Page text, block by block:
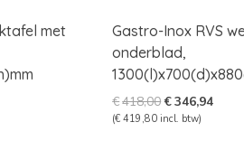
met
Gastro-Inox RVS
onderblad,
€418,00
prijs
€346,94
(€ 419,80 incl. btw)